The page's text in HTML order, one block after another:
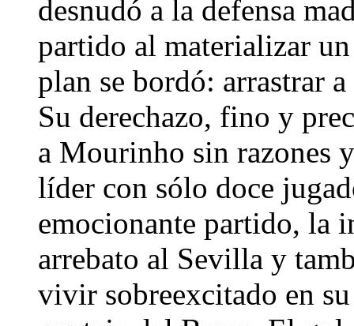
desnudó a la defensa
partido al materializar
plan se bordó: arrastrar
Su derechazo, fino y
a Mourinho sin razones
líder con sólo doce
emocionante partido, la
arrebato al Sevilla y
vivir sobreexcitado en